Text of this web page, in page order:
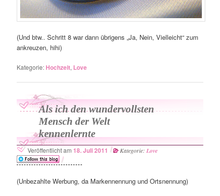
(Und btw.. Schritt 8 war dann übrigens „Ja, Nein, Vielleicht“ zum
ankreuzen, hihi)
Kategorie:Hochzeit, Love
Als ich den wundervollsten
Mensch der Welt
kennenlernte
Veröffentlicht am18. Juli 2011 Kategorie: Love
(Unbezahlte Werbung, da Markennennung und Ortsnennung)